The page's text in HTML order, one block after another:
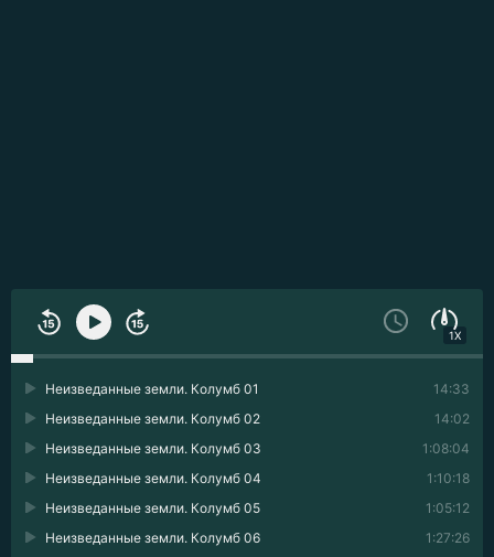
1X
14:33
Неизведанные земли. Колумб 01
14:02
Неизведанные земли. Колумб 02
1:08:04
Неизведанные земли. Колумб 03
1:10:18
Неизведанные земли. Колумб 04
1:05:12
Неизведанные земли. Колумб 05
1:27:26
Неизведанные земли. Колумб 06